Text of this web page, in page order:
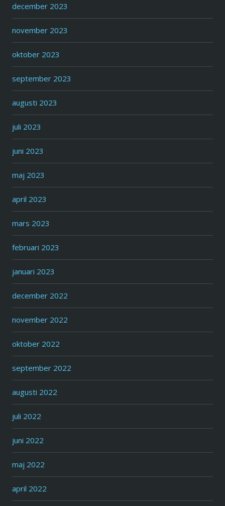
december 2023
november 2023
oktober 2023
september 2023
augusti 2023
juli 2023
juni 2023
maj 2023
april 2023
mars 2023
februari 2023
januari 2023
december 2022
november 2022
oktober 2022
september 2022
augusti 2022
juli 2022
juni 2022
maj 2022
april 2022